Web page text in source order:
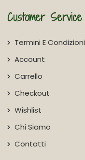
Customer Service
Termini E Condizioni
Account
Carrello
Checkout
Wishlist
Chi Siamo
Contatti